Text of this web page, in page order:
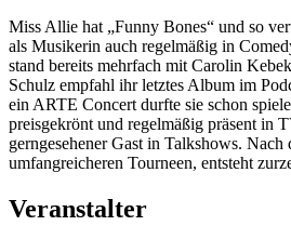
Miss Allie hat „Funny Bones“ und so
als Musikerin auch regelmäßig in
stand bereits mehrfach mit Carolin
Schulz empfahl ihr letztes Album im
ein ARTE Concert durfte sie schon
preisgekrönt und regelmäßig präsent in
gerngesehener Gast in Talkshows.
umfangreicheren Tourneen, entsteht
Veranstalter